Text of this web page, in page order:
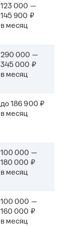
123 000 —
145 900 ₽
в месяц
290 000 —
345 000 ₽
в месяц
до 186 900 ₽
в месяц
100 000 —
180 000 ₽
в месяц
100 000 —
160 000 ₽
в месяц